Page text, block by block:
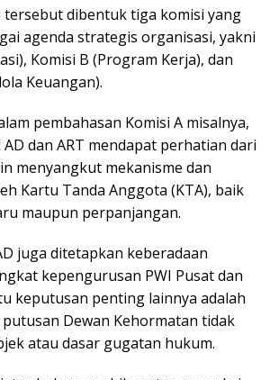
tersebut dibentuk tiga komisi yang
agenda strategis organisasi, yakni
Komisi B (Program Kerja), dan
Keuangan).
pembahasan Komisi A misalnya,
dan ART mendapat perhatian dari
menyangkut mekanisme dan
Kartu Tanda Anggota (KTA), baik
maupun perpanjangan.
juga ditetapkan keberadaan
kepengurusan PWI Pusat dan
keputusan penting lainnya adalah
Dewan Kehormatan tidak
atau dasar gugatan hukum.